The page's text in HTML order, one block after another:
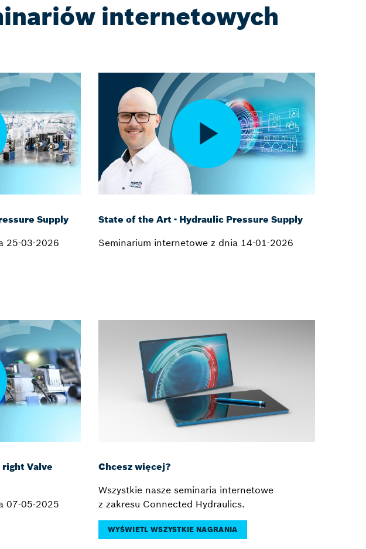
internetowych
Supply
25-03-2026
State of the Art - Hydraulic Pressure Supply
Seminarium internetowe z dnia 14-01-2026
Valve
07-05-2025
Chcesz więcej?
Wszystkie nasze seminaria internetowe
z zakresu Connected Hydraulics.
WYŚWIETL WSZYSTKIE NAGRANIA